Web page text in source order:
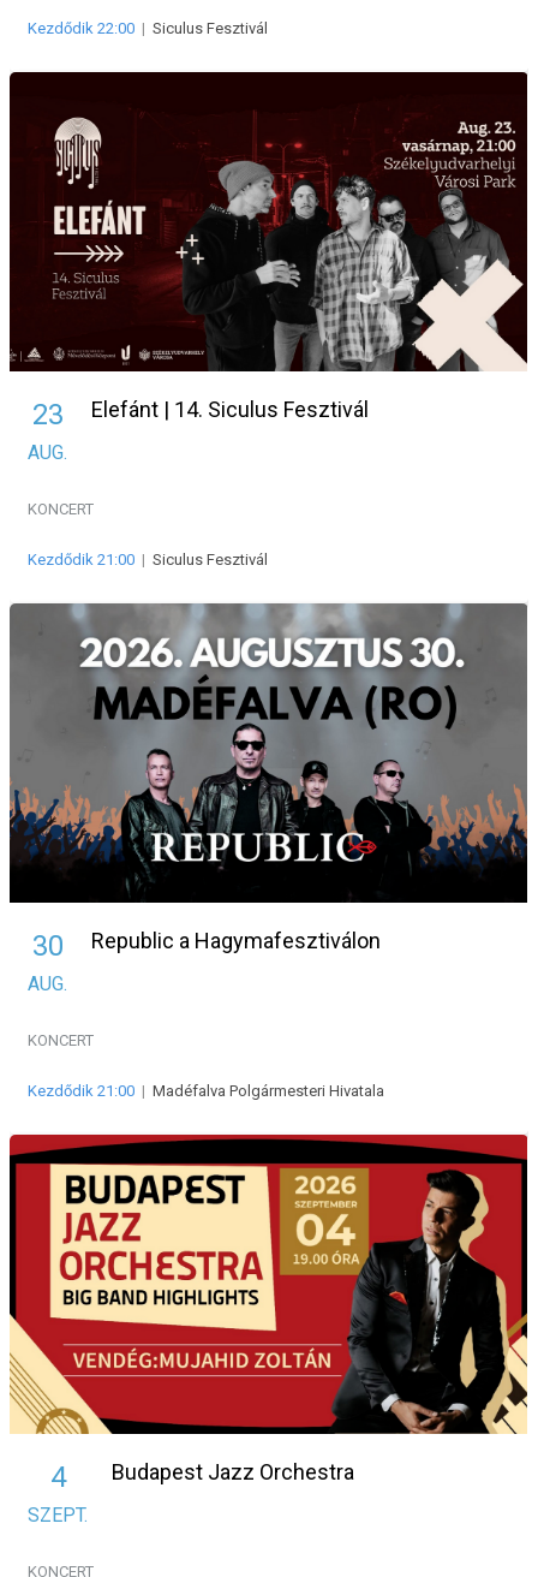
Kezdődik 22:00 | Siculus Fesztivál
23
AUG.
Elefánt | 14. Siculus Fesztivál
KONCERT
Kezdődik 21:00 | Siculus Fesztivál
30
AUG.
Republic a Hagymafesztiválon
KONCERT
Kezdődik 21:00 | Madéfalva Polgármesteri Hivatala
4
SZEPT.
Budapest Jazz Orchestra
KONCERT